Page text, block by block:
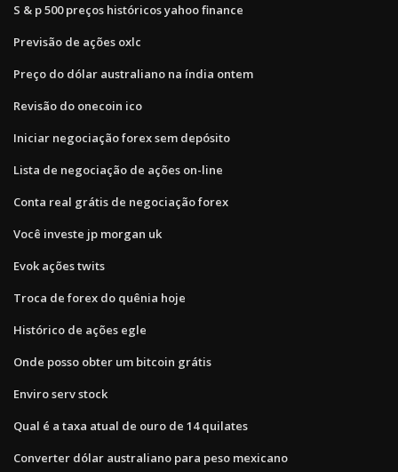
S & p 500 preços históricos yahoo finance
Previsão de ações oxlc
Preço do dólar australiano na índia ontem
Revisão do onecoin ico
Iniciar negociação forex sem depósito
Lista de negociação de ações on-line
Conta real grátis de negociação forex
Você investe jp morgan uk
Evok ações twits
Troca de forex do quênia hoje
Histórico de ações egle
Onde posso obter um bitcoin grátis
Enviro serv stock
Qual é a taxa atual de ouro de 14 quilates
Converter dólar australiano para peso mexicano